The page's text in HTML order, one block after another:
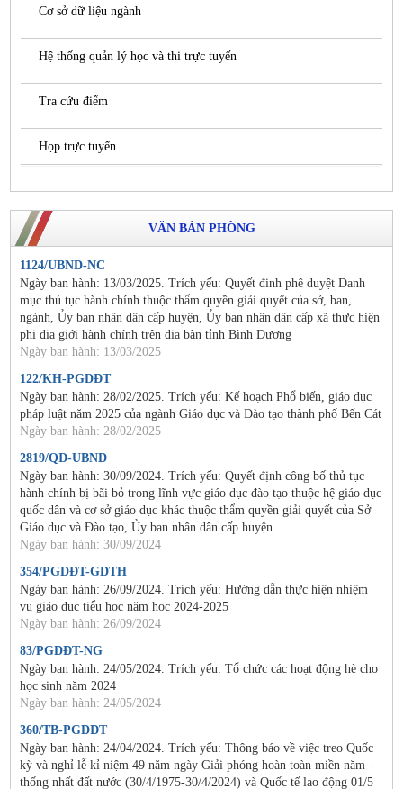
Cơ sở dữ liệu ngành
Hệ thống quản lý học và thi trực tuyến
Tra cứu điểm
Họp trực tuyến
VĂN BẢN PHÒNG
1124/UBND-NC
Ngày ban hành: 13/03/2025. Trích yếu: Quyết đinh phê duyệt Danh
mục thủ tục hành chính thuộc thẩm quyền giải quyết của sở, ban,
ngành, Ủy ban nhân dân cấp huyện, Ủy ban nhân dân cấp xã thực hiện
phi địa giới hành chính trên địa bàn tỉnh Bình Dương
Ngày ban hành: 13/03/2025
122/KH-PGDĐT
Ngày ban hành: 28/02/2025. Trích yếu: Kế hoạch Phổ biến, giáo dục
pháp luật năm 2025 của ngành Giáo dục và Đào tạo thành phố Bến Cát
Ngày ban hành: 28/02/2025
2819/QĐ-UBND
Ngày ban hành: 30/09/2024. Trích yếu: Quyết định công bố thủ tục
hành chính bị bãi bỏ trong lĩnh vực giáo dục đào tạo thuộc hệ giáo dục
quốc dân và cơ sở giáo dục khác thuộc thẩm quyền giải quyết của Sở
Giáo dục và Đào tạo, Ủy ban nhân dân cấp huyện
Ngày ban hành: 30/09/2024
354/PGDĐT-GDTH
Ngày ban hành: 26/09/2024. Trích yếu: Hướng dẫn thực hiện nhiệm
vụ giáo dục tiểu học năm học 2024-2025
Ngày ban hành: 26/09/2024
83/PGDĐT-NG
Ngày ban hành: 24/05/2024. Trích yếu: Tổ chức các hoạt động hè cho
học sinh năm 2024
Ngày ban hành: 24/05/2024
360/TB-PGDĐT
Ngày ban hành: 24/04/2024. Trích yếu: Thông báo về việc treo Quốc
kỳ và nghỉ lễ kỉ niệm 49 năm ngày Giải phóng hoàn toàn miền năm -
thống nhất đất nước (30/4/1975-30/4/2024) và Quốc tế lao động 01/5